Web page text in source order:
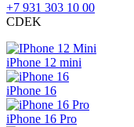
+7 931 303 10 00
CDEK
iPhone 12 mini
iPhone 16
iPhone 16 Pro